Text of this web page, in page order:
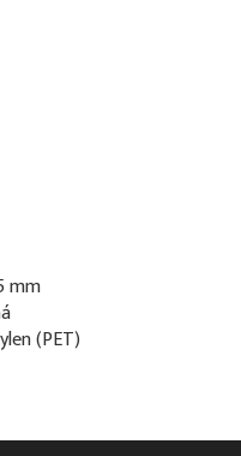
mm
(PET)